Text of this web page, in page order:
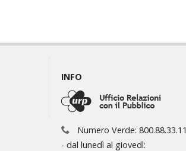
INFO
Numero Verde: 800.88.33.11
- dal lunedì al giovedì: